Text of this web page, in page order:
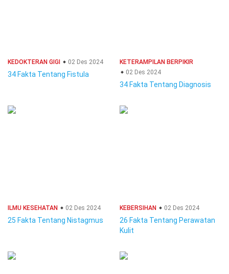
KEDOKTERAN GIGI 02 Des 2024
34 Fakta Tentang Fistula
KETERAMPILAN BERPIKIR
02 Des 2024
34 Fakta Tentang Diagnosis
ILMU KESEHATAN 02 Des 2024
25 Fakta Tentang Nistagmus
KEBERSIHAN 02 Des 2024
26 Fakta Tentang Perawatan
Kulit